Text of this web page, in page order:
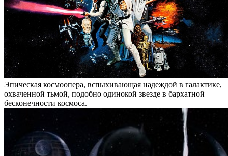
Эпическая космоопера, вспыхивающая надеждой в галактике,
охваченной тьмой, подобно одинокой звезде в бархатной
бесконечности космоса.